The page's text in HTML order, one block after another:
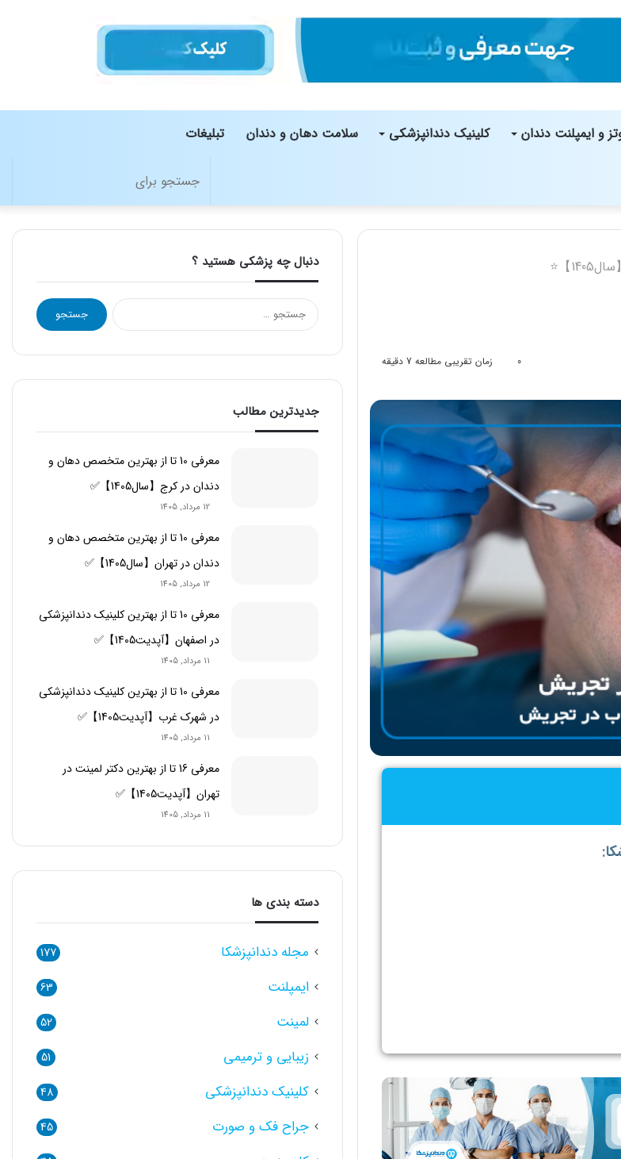
و ایمپلنت دندان کلینیک دندانپزشکی سلامت دهان و دندان تبلیغات
برای پوسته
0 زمان تقریبی مطالعه 7 دقیقه
دنبال چه پزشکی هستید ؟
جستجو
برای:
جدیدترین مطالب
معرفی 10 تا از بهترین متخصص دهان و
دندان در کرج【سال1405】✅
12 مرداد, 1405
معرفی 10 تا از بهترین متخصص دهان و
دندان در تهران【سال1405】✅
12 مرداد, 1405
معرفی 10 تا از بهترین کلینیک دندانپزشکی
در اصفهان【آپدیت1405】✅
11 مرداد, 1405
معرفی 10 تا از بهترین کلینیک دندانپزشکی
در شهرک غرب【آپدیت1405】✅
11 مرداد, 1405
معرفی 16 تا از بهترین دکتر لمینت در
تهران【آپدیت1405】✅
11 مرداد, 1405
دسته بندی ها
مجله دندانپزشکا 177
ایمپلنت 63
لمینت 52
زیبایی و ترمیمی 51
کلینیک دندانپزشکی 48
جراح فک و صورت 45